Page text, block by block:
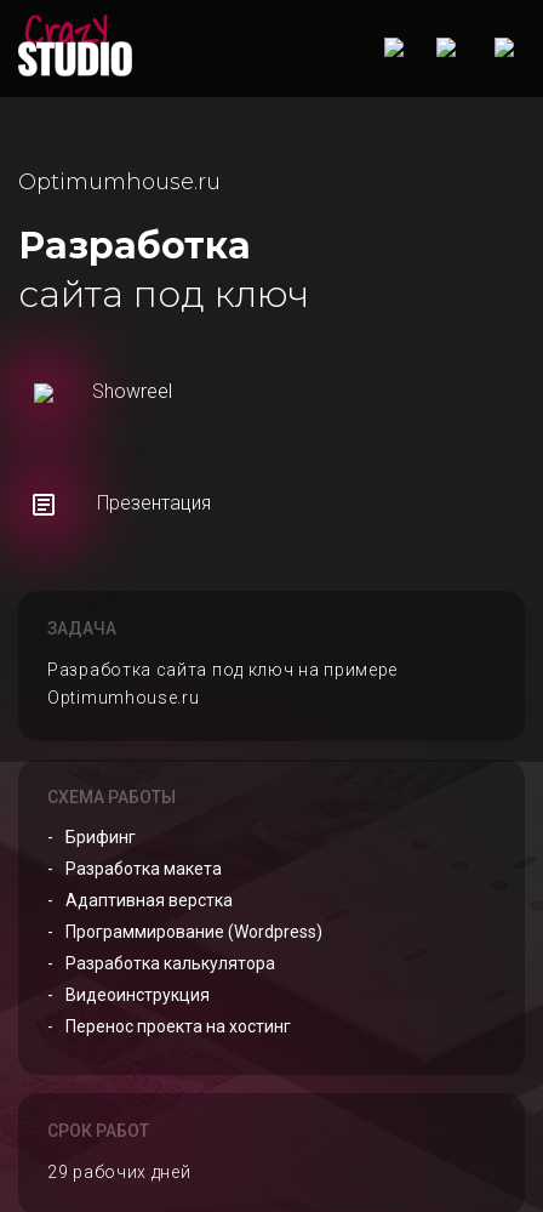
Optimumhouse.ru
Разработка
сайта под ключ
Showreel
Презентация
ЗАДАЧА
Разработка сайта под ключ на примере
Optimumhouse.ru
СХЕМА РАБОТЫ
Брифинг
Разработка макета
Адаптивная верстка
Программирование (Wordpress)
Разработка калькулятора
Видеоинструкция
Перенос проекта на хостинг
СРОК РАБОТ
29 рабочих дней